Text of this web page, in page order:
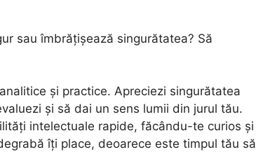
sau îmbrățișează singurătatea? Să
și practice. Apreciezi singurătatea
și să dai un sens lumii din jurul tău.
intelectuale rapide, făcându-te curios și
îți place, deoarece este timpul tău să